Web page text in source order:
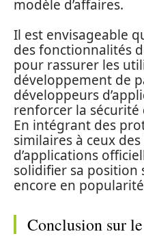
modèle d’affaires.
Il est envisageable
des fonctionnalités
pour rassurer les
développement de
développeurs
renforcer la sécurité
En intégrant des
similaires à ceux
d’applications
solidifier sa position
encore en
Conclusion sur